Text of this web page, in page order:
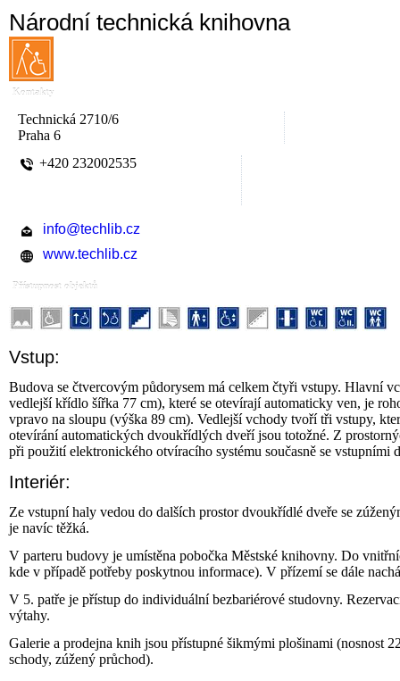
Národní technická knihovna
Kontakty
Technická 2710/6
Praha 6
+420 232002535
info@techlib.cz
www.techlib.cz
Přístupnost objektů
Vstup:
Budova se čtvercovým půdorysem má celkem čtyři vstupy. Hlavní
vedlejší křídlo šířka 77 cm), které se otevírají automaticky ven, je
vpravo na sloupu (výška 89 cm). Vedlejší vchody tvoří tři vstupy,
otevírání automatických dvoukřídlých dveří jsou totožné. Z
při použití elektronického otvíracího systému současně se vstupními
Interiér:
Ze vstupní haly vedou do dalších prostor dvoukřídlé dveře se
je navíc těžká.
V parteru budovy je umístěna pobočka Městské knihovny. Do
kde v případě potřeby poskytnou informace). V přízemí se dále
V 5. patře je přístup do individuální bezbariérové studovny.
výtahy.
Galerie a prodejna knih jsou přístupné šikmými plošinami (nosnost
schody, zúžený průchod).